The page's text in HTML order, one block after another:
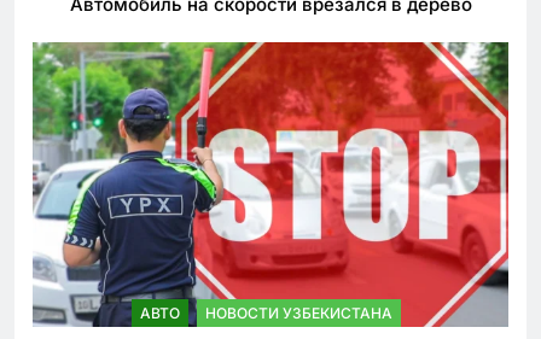
АВТО НОВОСТИ УЗБЕКИСТАНА